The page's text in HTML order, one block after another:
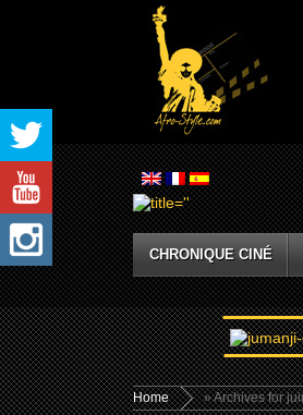
CHRONIQUE CINÉ
Home » Archives for